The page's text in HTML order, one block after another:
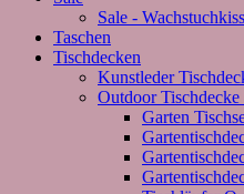
Sale -
Taschen
Tischdecken
Kunstleder
Outdoor Tischdecke
Garten